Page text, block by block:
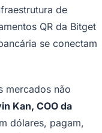
de
QR da Bitget
se conectam
mercados não
Kan, COO da
dólares, pagam,